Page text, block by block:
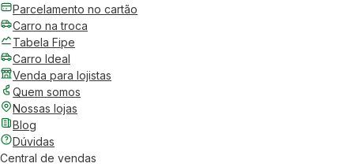
Parcelamento no cartão
Carro na troca
Tabela Fipe
Carro Ideal
Venda para lojistas
Quem somos
Nossas lojas
Blog
Dúvidas
Central de vendas